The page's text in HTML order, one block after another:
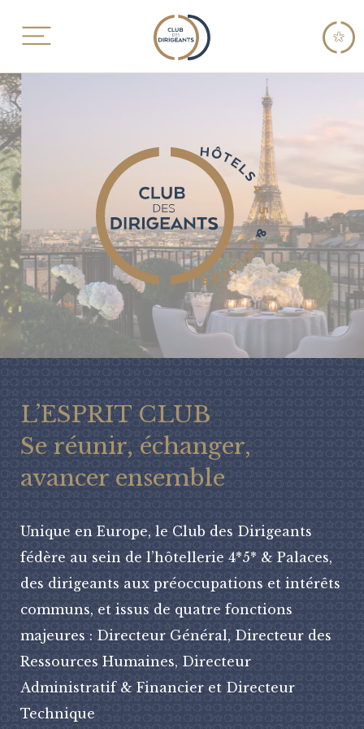
L’ESPRIT CLUB
Se réunir, échanger,
avancer ensemble
Unique en Europe, le Club des Dirigeants
fédère au sein de l’hôtellerie 4*5* & Palaces,
des dirigeants aux préoccupations et intérêts
communs, et issus de quatre fonctions
majeures : Directeur Général, Directeur des
Ressources Humaines, Directeur
Administratif & Financier et Directeur
Technique